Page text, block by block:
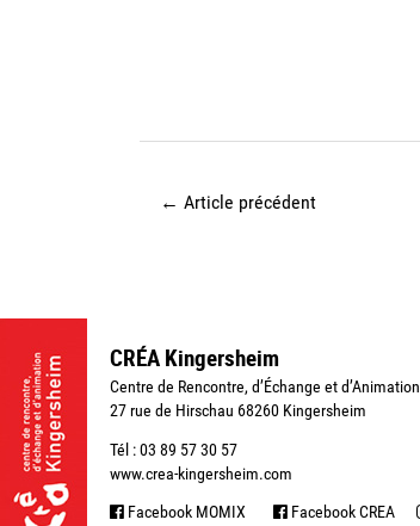
← Article précédent
CRÉA Kingersheim
Centre de Rencontre, d’Échange et d’Animation
27 rue de Hirschau 68260 Kingersheim
Tél : 03 89 57 30 57
www.crea-kingersheim.com
Facebook MOMIX Facebook CREA